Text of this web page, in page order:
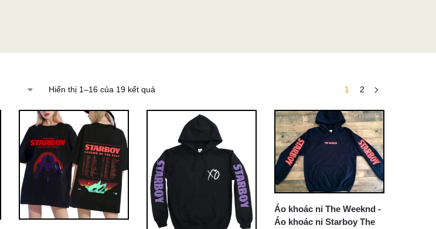
Hiển thị 1–16 của 19 kết quả 1 2
Áo khoác nỉ The Weeknd -
Áo khoác nỉ Starboy The